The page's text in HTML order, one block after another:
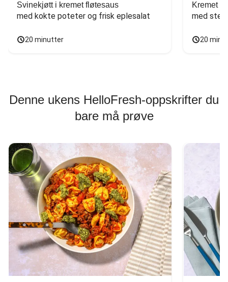
Svinekjøtt i kremet fløtesaus
med kokte poteter og frisk eplesalat
20 minutter
Kremet
med
20
Denne ukens HelloFresh-oppskrifter du
bare må prøve